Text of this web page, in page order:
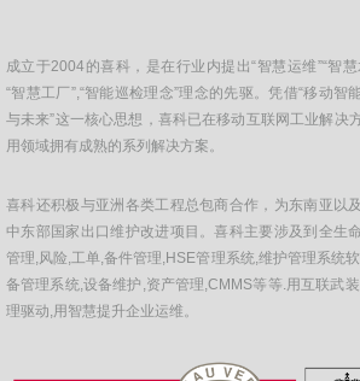
成立于2004的喜科，是在行业内提出“智慧运维”“智慧
“智慧工厂”,“智能巡检理念”理念的先驱。凭借“移动智
与未来”这一核心思想，喜科已在移动互联网工业解决
用领域拥有成熟的系列解决方案。
喜科还积极与亚洲各类工程总包商合作，为东南亚以
中东部国家出口维护改进项目。喜科主要涉及到全生
管理,风险,工单,备件管理,HSE管理系统,维护管理系统
备管理系统,设备维护,资产管理,CMMS等等.用互联武
理驱动,用智慧提升企业运维。